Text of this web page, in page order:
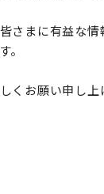
さまに有益な
。
くお願い申し上